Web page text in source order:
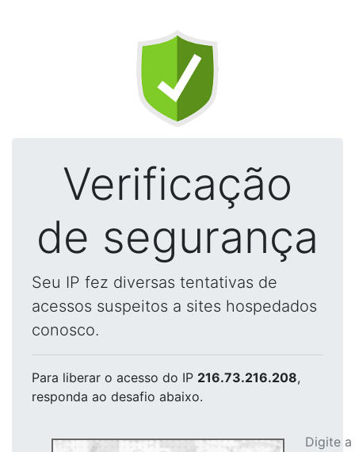
Verificação
de segurança
Seu IP fez diversas tentativas de
acessos suspeitos a sites hospedados
conosco.
Para liberar o acesso do IP 216.73.216.208,
responda ao desafio abaixo.
Digite